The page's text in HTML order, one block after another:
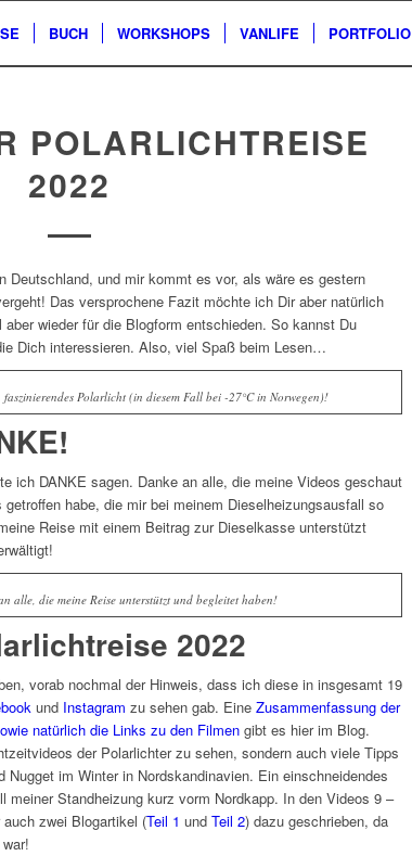
BUCH WORKSHOPS VANLIFE PORTFOLIO
POLARLICHTREISE
2022
Deutschland, und mir kommt es vor, als wäre es gestern
Das versprochene Fazit möchte ich Dir aber natürlich
wieder für die Blogform entschieden. So kannst Du
Dich interessieren. Also, viel Spaß beim Lesen…
Polarlicht (in diesem Fall bei -27°C in Norwegen)!
ich DANKE sagen. Danke an alle, die meine Videos geschaut
habe, die mir bei meinem Dieselheizungsausfall so
Reise mit einem Beitrag zur Dieselkasse unterstützt
alle, die meine Reise unterstützt und begleitet haben!
2022
vorab nochmal der Hinweis, dass ich diese in insgesamt 19
und Instagram zu sehen gab. Eine Zusammenfassung der
natürlich die Links zu den Filmen gibt es hier im Blog.
der Polarlichter zu sehen, sondern auch viele Tipps
im Winter in Nordskandinavien. Ein einschneidendes
meiner Standheizung kurz vorm Nordkapp. In den Videos 9 –
zwei Blogartikel (Teil 1 und Teil 2) dazu geschrieben, da